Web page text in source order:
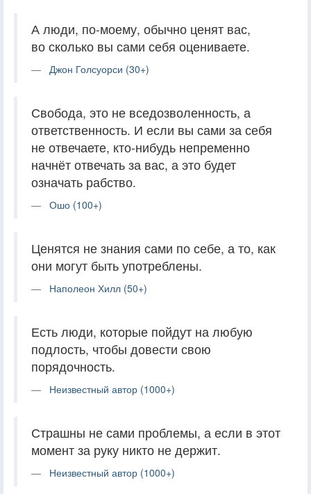
А люди, по-моему, обычно ценят вас,
во сколько вы сами себя оцениваете.
Джон Голсуорси (30+)
Свобода, это не вседозволенность, а
ответственность. И если вы сами за себя
не отвечаете, кто-нибудь непременно
начнёт отвечать за вас, а это будет
означать рабство.
Ошо (100+)
Ценятся не знания сами по себе, а то, как
они могут быть употреблены.
Наполеон Хилл (50+)
Есть люди, которые пойдут на любую
подлость, чтобы довести свою
порядочность.
Неизвестный автор (1000+)
Страшны не сами проблемы, а если в этот
момент за руку никто не держит.
Неизвестный автор (1000+)